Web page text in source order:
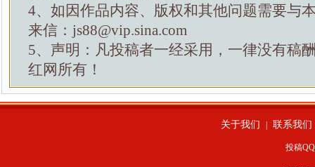
4、如因作品内容、版权和其他问题需要与
来信：js88@vip.sina.com
5、声明：凡投稿者一经采用，一律没有稿
红网所有！
关于我们 联系我们
投稿